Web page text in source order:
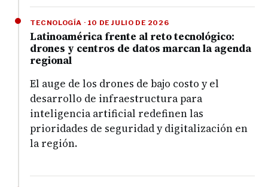
TECNOLOGÍA · 10 DE JULIO DE 2026
Latinoamérica frente al reto tecnológico:
drones y centros de datos marcan la agenda
regional
El auge de los drones de bajo costo y el
desarrollo de infraestructura para
inteligencia artificial redefinen las
prioridades de seguridad y digitalización en
la región.